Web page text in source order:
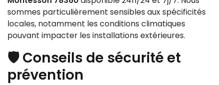
sommes particulièrement sensibles aux spécificités
locales, notamment les conditions climatiques
pouvant impacter les installations extérieures.
🛡️ Conseils de sécurité et
prévention